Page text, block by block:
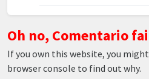
Oh no, Comentario
If you own this website, you
browser console to find out why.